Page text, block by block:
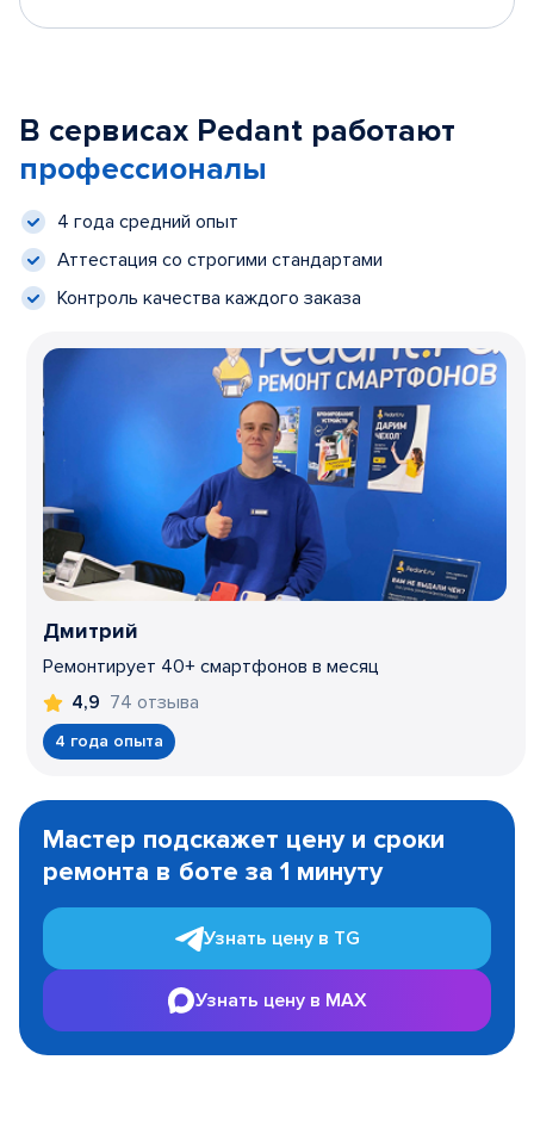
В сервисах Pedant работают
профессионалы
4 года средний опыт
Аттестация со строгими стандартами
Контроль качества каждого заказа
Дмитрий
Ремонтирует 40+ смартфонов в месяц
4,9 74 отзыва
4 года опыта
1
Мастер подскажет цену и сроки
ремонта в боте за 1 минуту
Узнать цену в TG
Узнать цену в MAX